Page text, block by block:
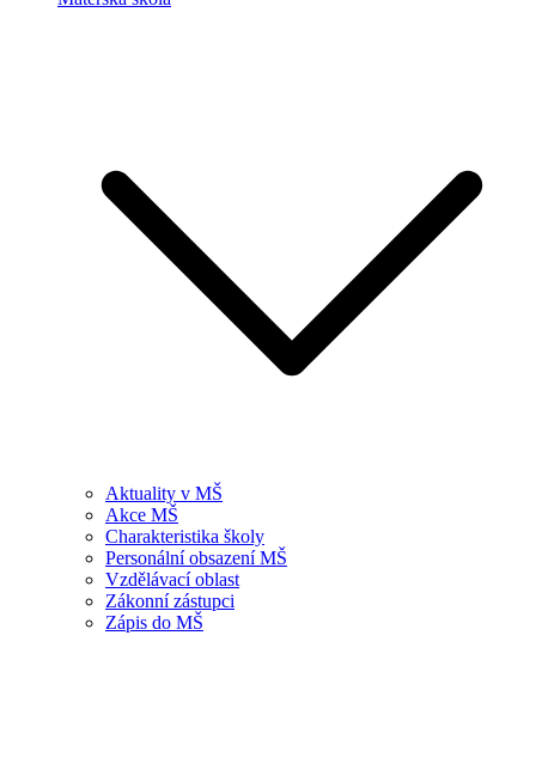
Aktuality v MŠ
Akce MŠ
Charakteristika školy
Personální obsazení MŠ
Vzdělávací oblast
Zákonní zástupci
Zápis do MŠ